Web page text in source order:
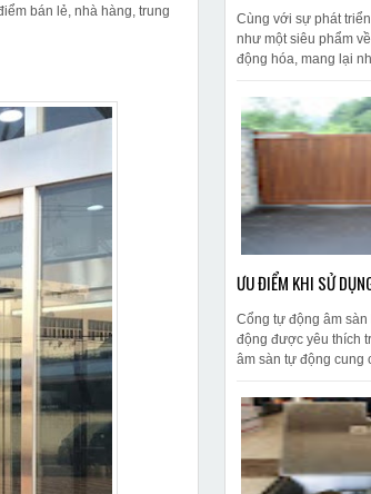
bán lẻ, nhà hàng, trung
Cùng với sự phát
như một siêu phẩm
động hóa, mang lại
ƯU ĐIỂM KHI SỬ
Cổng tự động âm
động được yêu thích
âm sàn tự động cung